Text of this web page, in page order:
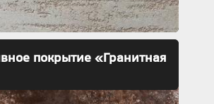
покрытие «Гранитная